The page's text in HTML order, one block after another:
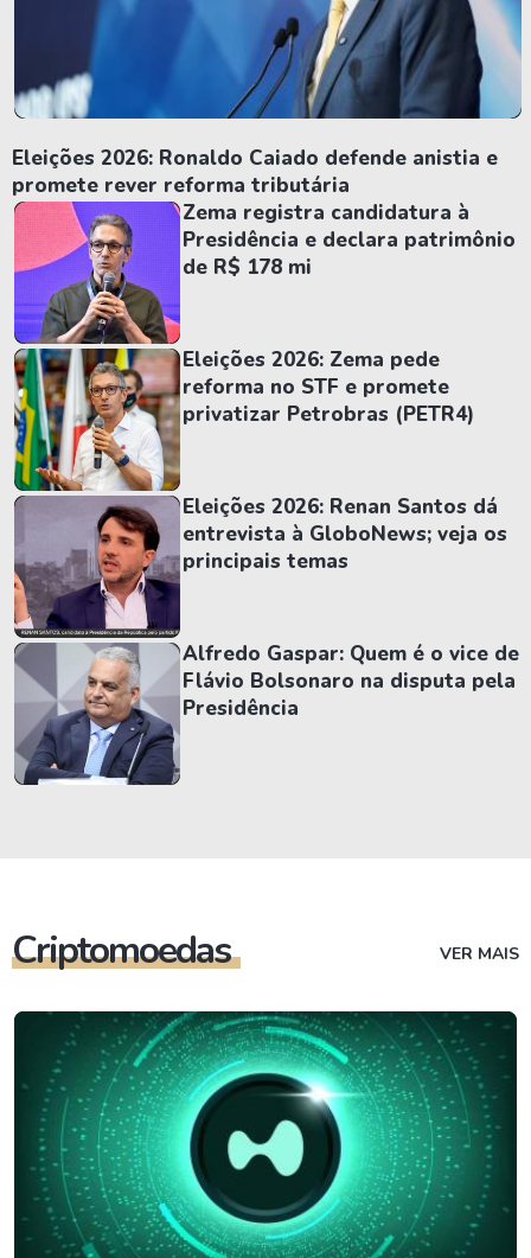
Eleições 2026: Ronaldo Caiado defende anistia e
promete rever reforma tributária
Zema registra candidatura à
Presidência e declara patrimônio
de R$ 178 mi
Eleições 2026: Zema pede
reforma no STF e promete
privatizar Petrobras (PETR4)
Eleições 2026: Renan Santos dá
entrevista à GloboNews; veja os
principais temas
Alfredo Gaspar: Quem é o vice de
Flávio Bolsonaro na disputa pela
Presidência
Criptomoedas VER MAIS